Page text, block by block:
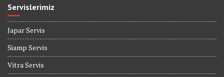
Servislerimiz
Japar Servis
Siamp Servis
Vitra Servis